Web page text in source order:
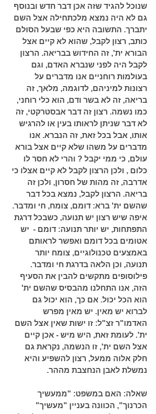
שנוכל להגיד שזה אכן דבר חדש ובנוסף
גם לא היה נמצא מלכתחילה אצל השם
יתברך. התשובה היא כפי שבעל הסולם
כותב, רצון לקבל, שהוא לא קיים אצל
הבורא ית', זה החידוש בבריאה. הרצון
לקבל היה לפני שנברא האדם, וגם
בעולמות רוחניים אנו מדברים על
רצונות למיניהם, לדוגמה, מלאך, זה
בריאה, זה לא בשר ודם, הוא כלי רוחני,
כמו נשמה. רצון זה דבר אבסטרקטי, זה
לא דבר שניתן לראותו בעין או להרגיש
אותו, אבל בכל זאת, זה הנברא. אנו
מדברים על משהו שלא קיים אצל בורא
עולם, כי ממי יקבל ? והרי לא חסר לו
כלום , ולכן הרצון לקבל לא קיים אצלו כי
אדרבה, זה מהות של חסרון, ולכן זה
בריאה. הרצון לקבל, נמצא בכל דבר
שהשם ית' ברא: דומם, צומח, חי ומדבר.
איפה שיש רצון יש תנועה, כשבכל דרגת
התפתחות, יש יותר תנועה: דומם -  יש
אטומים בכל דומם ואפשר לראותם
באמצעים טכנולוגיים, צומח יותר
תנועה, וכן הלאה בדרגת חי ומדבר.
פילוסופים מתקשים להבין את הסעיף
הזה, אנו התחלנו מהבסיס שהשם ית'
הוא הכל יכול. אם כך, הוא יכול גם
לברוא יש מאין. יש מאין מפרש
האדמו"ר זצ"ל: זו ישות שאין אצל השם
ית'. לעומת זאת, היש מיש - אכן קיים
אצל השם ית', זו הנשמה, נקראת גם
חלק אלוה ממעל, רצון להשפיע והיא
נמשלת לאבן הנחצבת מההר.
שאלה: האם במשפט: "ממעשיך
הכרנוך", הכוונה בעניין "מעשיך"